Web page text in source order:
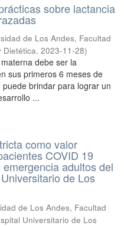
sobre lactancia
de Los Andes, Facultad
Dietética, 2023-11-28)
debe ser la
sus primeros 6 meses de
brindar para lograr un
...
como valor
COVID 19
adultos del
de Los
de Los Andes, Facultad
Universitario de Los